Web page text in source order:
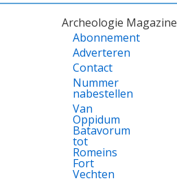
Archeologie Magazine
Abonnement
Adverteren
Contact
Nummer
nabestellen
Van
Oppidum
Batavorum
tot
Romeins
Fort
Vechten